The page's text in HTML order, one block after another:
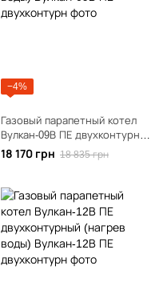
−4%
Газовый парапетный котел
Вулкан-09В ПЕ двухконтурный
(нагрев воды)
18 170 грн 18 835 грн